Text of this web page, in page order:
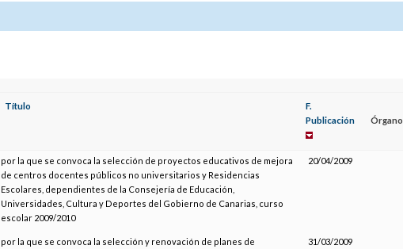
Título
F.
Publicación
Órgano
por la que se convoca la selección de proyectos educativos de mejora
de centros docentes públicos no universitarios y Residencias
Escolares, dependientes de la Consejería de Educación,
Universidades, Cultura y Deportes del Gobierno de Canarias, curso
escolar 2009/2010
20/04/2009
por la que se convoca la selección y renovación de planes de
31/03/2009